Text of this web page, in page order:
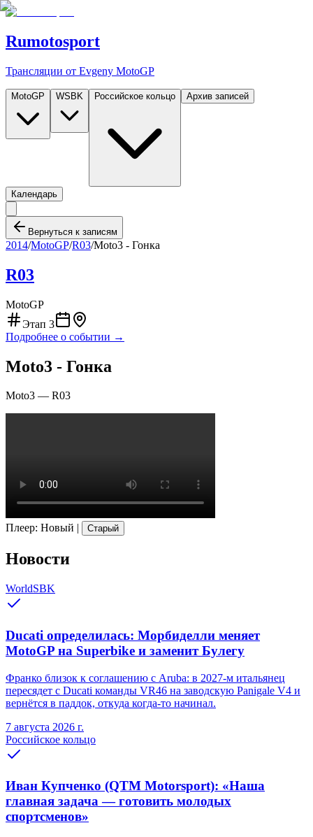
Rumotosport
Трансляции от Evgeny MotoGP
MotoGP WSBK Российское кольцо Архив записей
Календарь
Вернуться к записям
2014/MotoGP/R03/Moto3 - Гонка
R03
MotoGP
Этап 3
Подробнее о событии →
Moto3 - Гонка
Moto3 — R03
Плеер: Новый | Старый
Новости
WorldSBK
Ducati определилась: Морбиделли меняет
MotoGP на Superbike и заменит Булегу
Франко близок к соглашению с Aruba: в 2027-м итальянец
пересядет с Ducati команды VR46 на заводскую Panigale V4 и
вернётся в паддок, откуда когда-то начинал.
7 августа 2026 г.
Российское кольцо
Иван Купченко (QTM Motorsport): «Наша
главная задача — готовить молодых
спортсменов»